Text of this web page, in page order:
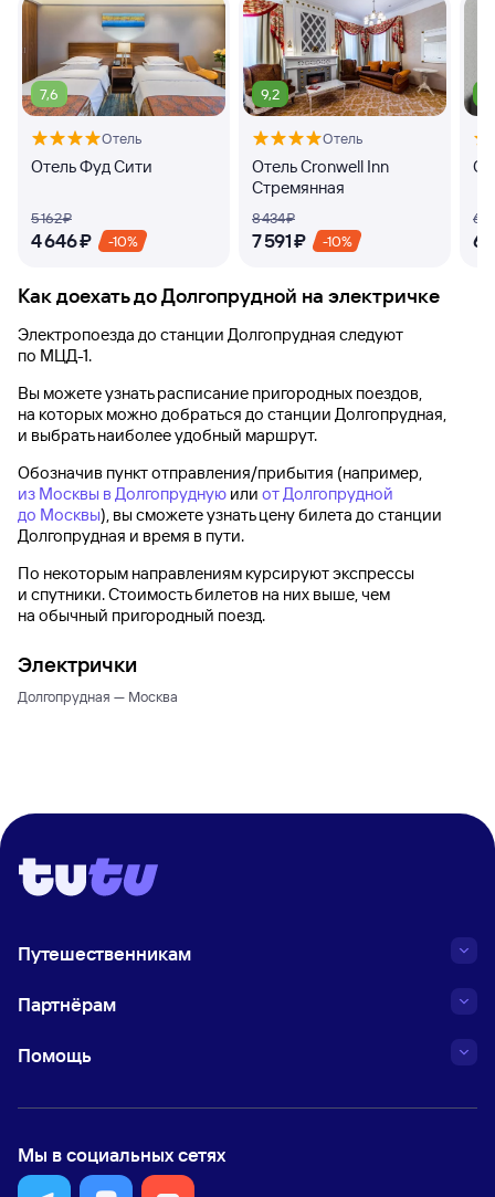
7,6
Отель
Отель Фуд Сити
5 ⁠162 ⁠₽
4 ⁠646 ⁠₽ -10%
9,2
Отель
Отель Cronwell Inn
Стремянная
8 ⁠434 ⁠₽
7 ⁠591 ⁠₽ -10%
6
6
Как доехать доДолгопрудной на электричке
Электропоезда до станции Долгопрудная следуют
по МЦД-1.
Вы можете узнать расписание пригородных поездов,
на которых можно добраться до станции Долгопрудная,
и выбрать наиболее удобный маршрут.
Обозначив пункт отправления/прибытия (например,
из Москвы в Долгопрудную или от Долгопрудной
до Москвы), вы сможете узнать цену билета до станции
Долгопрудная и время в пути.
По некоторым направлениям курсируют экспрессы
и спутники. Стоимость билетов на них выше, чем
на обычный пригородный поезд.
Электрички
Долгопрудная — Москва
Путешественникам
Партнёрам
Помощь
Мы в социальных сетях